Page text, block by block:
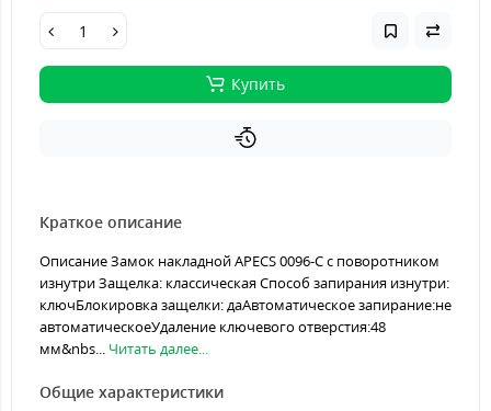
Купить
Краткое описание
Описание Замок накладной APECS 0096-C с поворотником
изнутри Защелка: классическая Способ запирания изнутри:
ключБлокировка защелки: даАвтоматическое запирание:не
автоматическоеУдаление ключевого отверстия:48
мм&nbs... Читать далее...
Общие характеристики